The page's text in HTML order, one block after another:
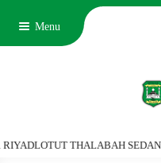
Menu
THALABAH SEDAN || TELAH